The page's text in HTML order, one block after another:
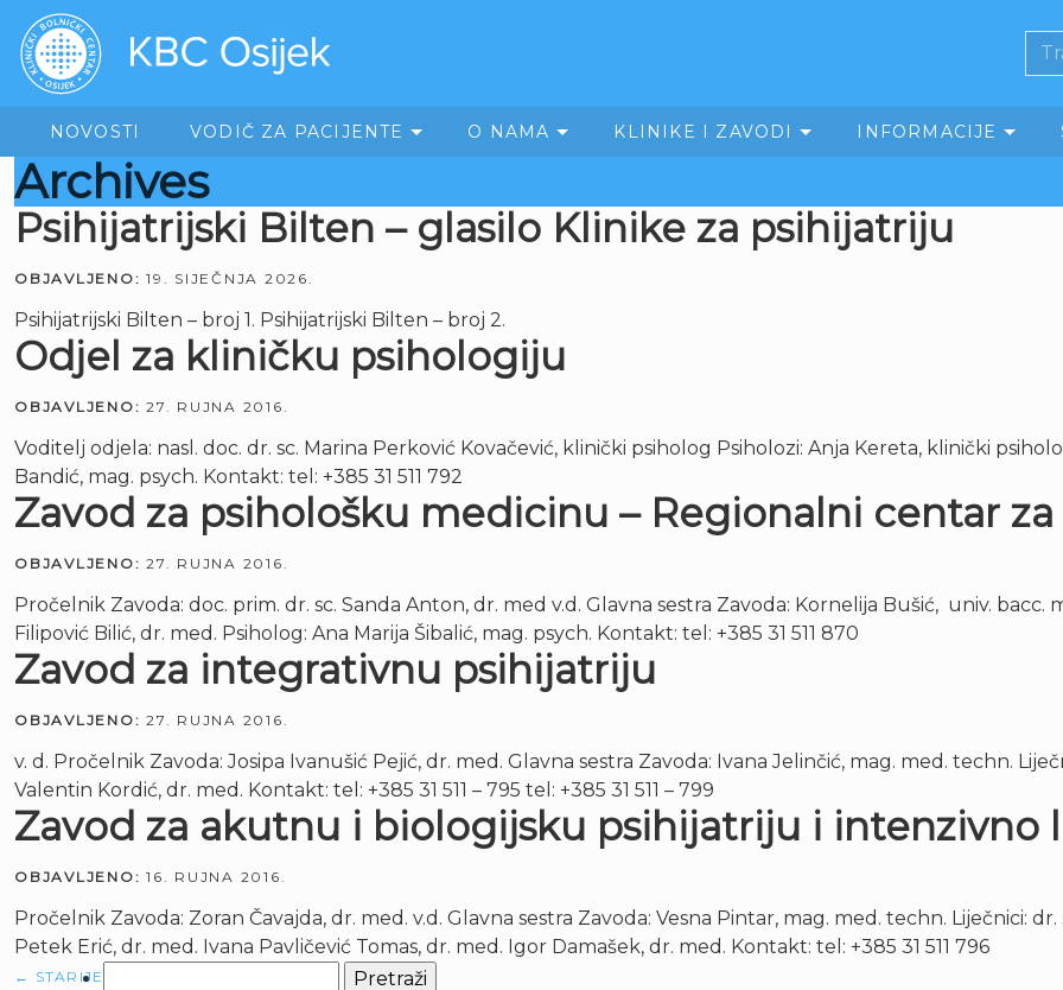
NOVOSTI VODIČ ZA PACIJENTE O NAMA KLINIKE I ZAVODI INFORMACIJE
Archives
Psihijatrijski Bilten – glasilo Klinike za psihijatriju
OBJAVLJENO: 19. SIJEČNJA 2026.
Psihijatrijski Bilten – broj 1. Psihijatrijski Bilten – broj 2.
Odjel za kliničku psihologiju
OBJAVLJENO: 27. RUJNA 2016.
Voditelj odjela: nasl. doc. dr. sc. Marina Perković Kovačević, klinički psiholog Psiholozi: Anja Kereta, klinički
Bandić, mag. psych. Kontakt: tel: +385 31 511 792
Zavod za psihološku medicinu – Regionalni centar
OBJAVLJENO: 27. RUJNA 2016.
Pročelnik Zavoda: doc. prim. dr. sc. Sanda Anton, dr. med v.d. Glavna sestra Zavoda: Kornelija Bušić, univ.
Filipović Bilić, dr. med. Psiholog: Ana Marija Šibalić, mag. psych. Kontakt: tel: +385 31 511 870
Zavod za integrativnu psihijatriju
OBJAVLJENO: 27. RUJNA 2016.
v. d. Pročelnik Zavoda: Josipa Ivanušić Pejić, dr. med. Glavna sestra Zavoda: Ivana Jelinčić, mag. med. techn.
Valentin Kordić, dr. med. Kontakt: tel: +385 31 511 – 795 tel: +385 31 511 – 799
Zavod za akutnu i biologijsku psihijatriju i intenzivno
OBJAVLJENO: 16. RUJNA 2016.
Pročelnik Zavoda: Zoran Čavajda, dr. med. v.d. Glavna sestra Zavoda: Vesna Pintar, mag. med. techn. Liječnici:
Petek Erić, dr. med. Ivana Pavličević Tomas, dr. med. Igor Damašek, dr. med. Kontakt: tel: +385 31 511 796
← STARIJE